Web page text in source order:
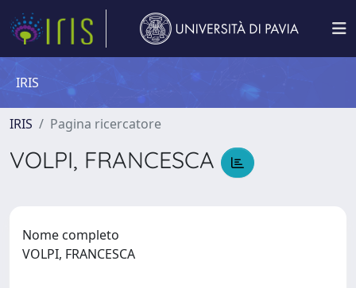
IRIS
IRIS Pagina ricercatore
VOLPI, FRANCESCA
Nome completo
VOLPI, FRANCESCA